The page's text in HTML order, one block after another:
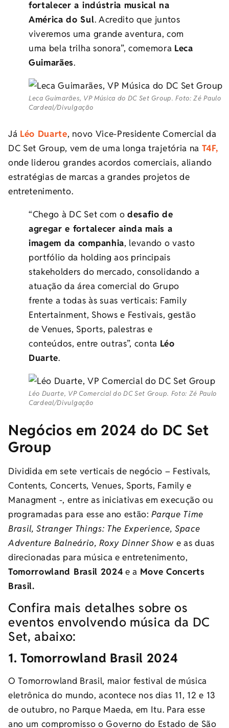
fortalecer a indústria musical na
América do Sul. Acredito que juntos
viveremos uma grande aventura, com
uma bela trilha sonora”, comemora Leca
Guimarães.
Leca Guimarães, VP Música do DC Set Group. Foto: Zé Paulo
Cardeal/Divulgação
Já Léo Duarte, novo Vice-Presidente Comercial da
DC Set Group, vem de uma longa trajetória na T4F,
onde liderou grandes acordos comerciais, aliando
estratégias de marcas a grandes projetos de
entretenimento.
“Chego à DC Set com o desafio de
agregar e fortalecer ainda mais a
imagem da companhia, levando o vasto
portfólio da holding aos principais
stakeholders do mercado, consolidando a
atuação da área comercial do Grupo
frente a todas às suas verticais: Family
Entertainment, Shows e Festivais, gestão
de Venues, Sports, palestras e
conteúdos, entre outras”, conta Léo
Duarte.
Léo Duarte, VP Comercial do DC Set Group. Foto: Zé Paulo
Cardeal/Divulgação
Negócios em 2024 do DC Set
Group
Dividida em sete verticais de negócio – Festivals,
Contents, Concerts, Venues, Sports, Family e
Managment -, entre as iniciativas em execução ou
programadas para esse ano estão:Parque Time
Brasil, Stranger Things: The Experience, Space
Adventure Balneário, Roxy Dinner Show e as duas
direcionadas para música e entretenimento,
Tomorrowland Brasil 2024 e a Move Concerts
Brasil.
Confira mais detalhes sobre os
eventos envolvendo música da DC
Set, abaixo:
1. Tomorrowland Brasil 2024
O Tomorrowland Brasil, maior festival de música
eletrônica do mundo, acontece nos dias 11, 12 e 13
de outubro, no Parque Maeda, em Itu. Para esse
ano um compromisso o Governo do Estado de São